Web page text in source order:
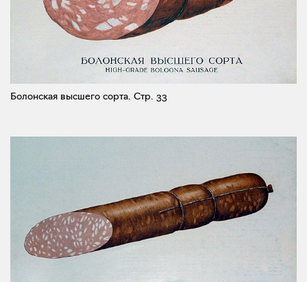
Болонская высшего сорта. Стр. 33